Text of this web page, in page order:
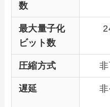
数
最大量子化
ビット数
圧縮方式
遅延